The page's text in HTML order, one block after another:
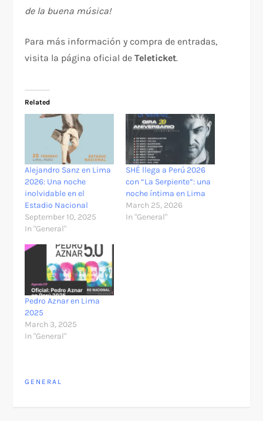
de la buena música!
Para más información y compra de entradas,
visita la página oficial deTeleticket.
Related
Alejandro Sanz en Lima
2026: Una noche
inolvidable en el
Estadio Nacional
September 10, 2025
In "General"
SHÉ llega a Perú 2026
con “La Serpiente”: una
noche íntima en Lima
March 25, 2026
In "General"
Pedro Aznar en Lima
2025
March 3, 2025
In "General"
GENERAL